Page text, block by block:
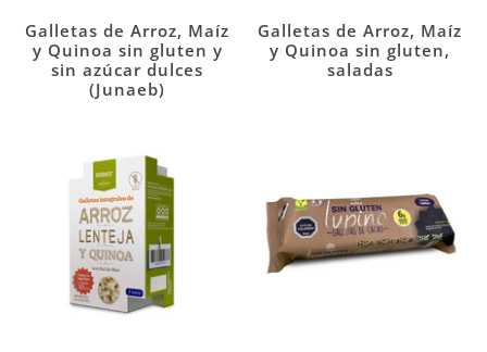
Galletas de Arroz, Maíz
y Quinoa sin gluten y
sin azúcar dulces
(Junaeb)
Galletas de Arroz, Maíz
y Quinoa sin gluten,
saladas